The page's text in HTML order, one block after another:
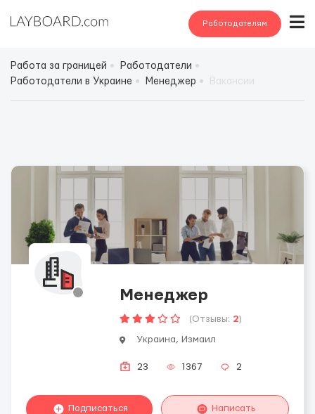
Работодателям
Работа за границей
Работодатели
Работодатели в Украине
Менеджер
Менеджер
(Отзывы: 2)
Украина, Измаил
23 1367 2
Подписаться Написать